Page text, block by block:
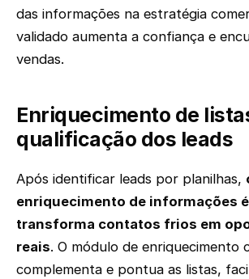
das informações na estratégia
validado aumenta a confiança e
vendas.
Enriquecimento de
qualificação dos leads
Após identificar leads por planilhas,
enriquecimento de informações
transforma contatos frios em
reais. O módulo de enriquecimento
complementa e pontua as listas,